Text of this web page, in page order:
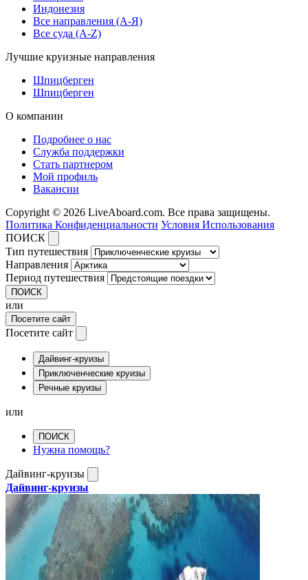
Индонезия
Все направления (A-Я)
Все суда (A-Z)
Лучшие круизные направления
Шпицберген
Шпицберген
О компании
Подробнее о нас
Служба поддержки
Стать партнером
Мой профиль
Вакансии
Copyright © 2026 LiveAboard.com. Все права защищены.
Политика Конфиденциальности Условия Использования
ПОИСК
Тип путешествия
Направления
Период путешествия
ПОИСК
или
Посетите сайт
Посетите сайт
Дайвинг-круизы
Приключенческие круизы
Речные круизы
или
ПОИСК
Нужна помощь?
Дайвинг-круизы
Дайвинг-круизы